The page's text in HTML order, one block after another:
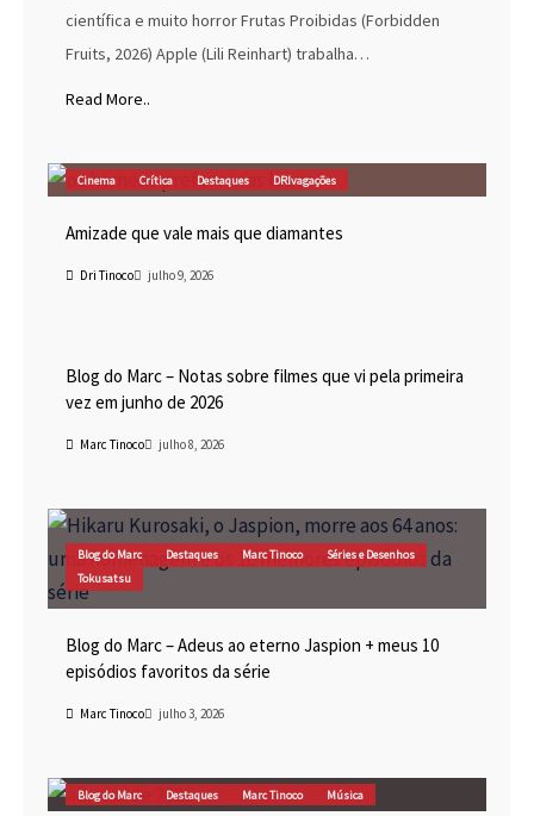
científica e muito horror Frutas Proibidas (Forbidden
Fruits, 2026) Apple (Lili Reinhart) trabalha…
Read More..
Cinema Crítica Destaques DRIvagações
Amizade que vale mais que diamantes
Dri Tinoco julho 9, 2026
Blog do Marc – Notas sobre filmes que vi pela primeira
vez em junho de 2026
Marc Tinoco julho 8, 2026
Blog do Marc Destaques Marc Tinoco
Séries e Desenhos
Tokusatsu
Blog do Marc – Adeus ao eterno Jaspion + meus 10
episódios favoritos da série
Marc Tinoco julho 3, 2026
Blog do Marc Destaques Marc Tinoco Música